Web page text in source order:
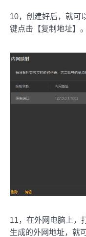
10，创建好后，就可
键点击【复制地址】。
11，在外网电脑上，
生成的外网地址，就